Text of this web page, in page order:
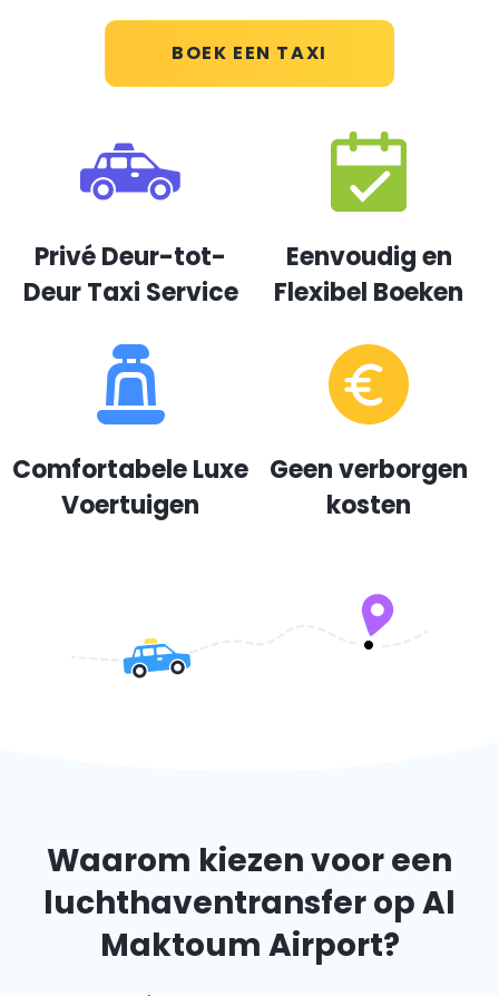
BOEK EEN TAXI
Privé Deur-tot-
Deur Taxi Service
Eenvoudig en
Flexibel Boeken
Comfortabele Luxe
Voertuigen
Geen verborgen
kosten
Waarom kiezen voor een
luchthaventransfer op Al
Maktoum Airport?